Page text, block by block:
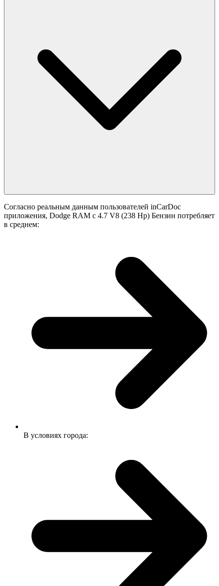
Согласно реальным данным пользователей inCarDoc
приложения, Dodge RAM с 4.7 V8 (238 Hp) Бензин потребляет
в среднем:
В условиях города: